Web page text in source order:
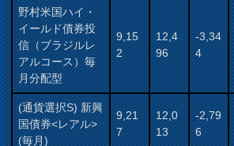
野村米国ハイ・
イールド債券投
信（ブラジルレ
アルコース）毎
月分配型
9,15
2
12,4
96
-3,34
4
(通貨選択S) 新興
国債券<レアル>
(毎月)
9,21
7
12,0
13
-2,79
6